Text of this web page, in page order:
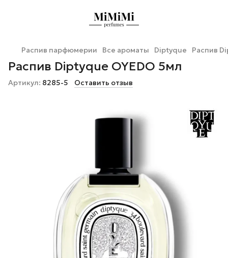
Распив парфюмерии Все ароматы Diptyque Распив
Распив Diptyque OYEDO 5мл
Артикул: 8285-5 Оставить отзыв